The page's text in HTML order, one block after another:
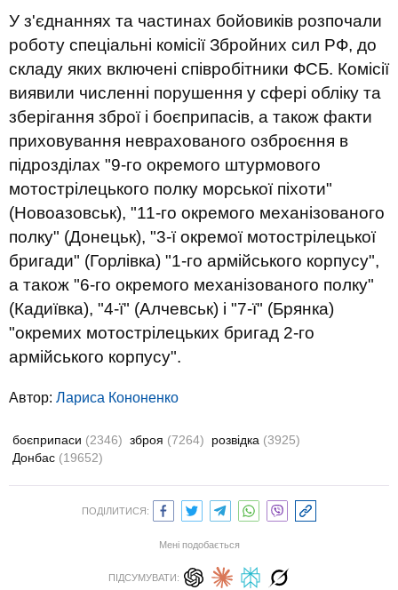
У з'єднаннях та частинах бойовиків розпочали
роботу спеціальні комісії Збройних сил РФ, до
складу яких включені співробітники ФСБ. Комісії
виявили численні порушення у сфері обліку та
зберігання зброї і боєприпасів, а також факти
приховування неврахованого озброєння в
підрозділах "9-го окремого штурмового
мотострілецького полку морської піхоти"
(Новоазовськ), "11-го окремого механізованого
полку" (Донецьк), "3-ї окремої мотострілецької
бригади" (Горлівка) "1-го армійського корпусу",
а також "6-го окремого механізованого полку"
(Кадиївка), "4-ї" (Алчевськ) і "7-ї" (Брянка)
"окремих мотострілецьких бригад 2-го
армійського корпусу".
Автор: Лариса Кононенко
боєприпаси (2346) зброя (7264) розвідка (3925)
Донбас (19652)
ПОДІЛИТИСЯ:
Мені подобається
ПІДСУМУВАТИ: